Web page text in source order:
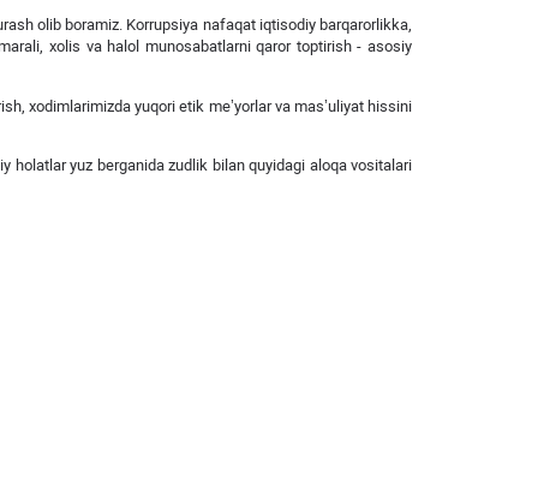
olib boramiz. Korrupsiya nafaqat iqtisodiy barqarorlikka,
xolis va halol munosabatlarni qaror toptirish - asosiy
xodimlarimizda yuqori etik meʼyorlar va masʼuliyat hissini
holatlar yuz berganida zudlik bilan quyidagi aloqa vositalari